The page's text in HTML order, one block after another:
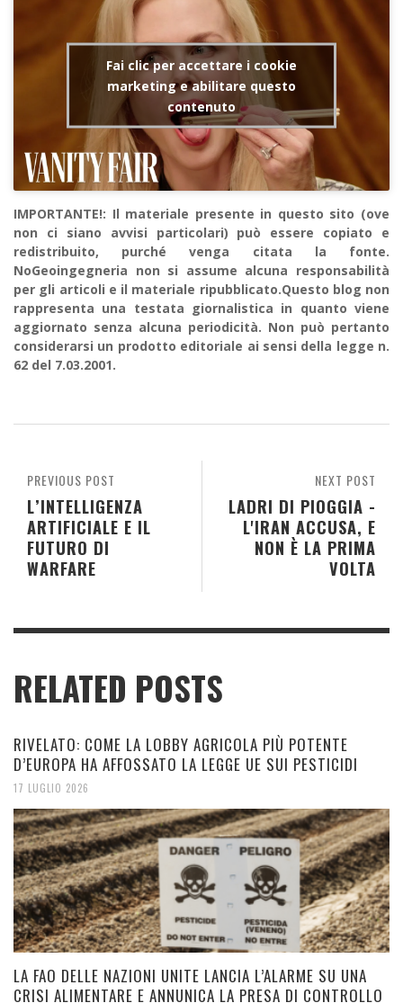
Fai clic per accettare i cookie
marketing e abilitare questo
contenuto
IMPORTANTE!: Il materiale presente in questo sito (ove
non ci siano avvisi particolari) può essere copiato e
redistribuito, purché venga citata la fonte.
NoGeoingegneria non si assume alcuna responsabilità
per gli articoli e il materiale ripubblicato.Questo blog non
rappresenta una testata giornalistica in quanto viene
aggiornato senza alcuna periodicità. Non può pertanto
considerarsi un prodotto editoriale ai sensi della legge n.
62 del 7.03.2001.
NEXT POST
LADRI DI PIOGGIA -
L'IRAN ACCUSA, E
NON È LA PRIMA
VOLTA
PREVIOUS POST
L’INTELLIGENZA
ARTIFICIALE E IL
FUTURO DI
WARFARE
RELATED POSTS
RIVELATO: COME LA LOBBY AGRICOLA PIÙ POTENTE
D’EUROPA HA AFFOSSATO LA LEGGE UE SUI PESTICIDI
17 LUGLIO 2026
LA FAO DELLE NAZIONI UNITE LANCIA L’ALARME SU UNA
CRISI ALIMENTARE E ANNUNICA LA PRESA DI CONTROLLO